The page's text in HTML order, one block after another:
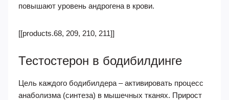
повышают уровень андрогена в крови.
[[products.68, 209, 210, 211]]
Тестостерон в бодибилдинге
Цель каждого бодибилдера – активировать процесс
анаболизма (синтеза) в мышечных тканях. Прирост